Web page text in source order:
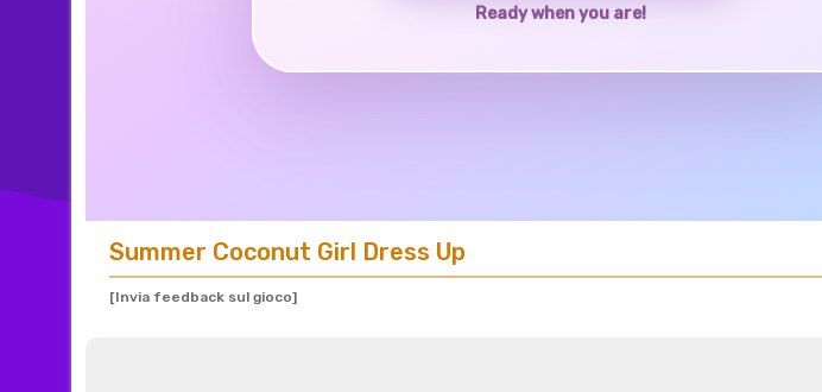
Ready when you are!
Summer Coconut Girl Dress Up
[Invia feedback sul gioco]